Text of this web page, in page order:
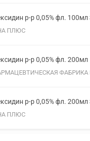
р-р 0,05% фл.
ПЛЮС
р-р 0,05% фл. 200мл
ФАБРИКА
р-р 0,05% фл.
ПЛЮС